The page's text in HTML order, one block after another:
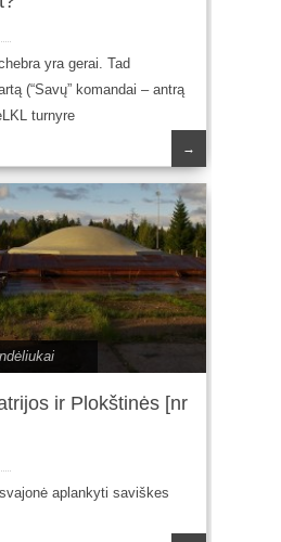
yra gerai. Tad
(“Savų” komandai – antrą
turnyre
→
ir Plokštinės [nr
aplankyti saviškes